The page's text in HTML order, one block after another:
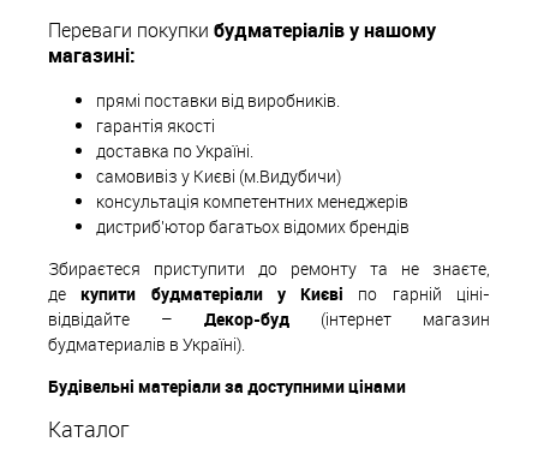
Переваги покупки будматеріалів у нашому
магазині:
прямі поставки від виробників.
гарантія якості
доставка по Україні.
самовивіз у Києві (м.Видубичи)
консультація компетентних менеджерів
дистриб'ютор багатьох відомих брендів
Збираєтеся приступити до ремонту та не знаєте,
де
купити будматеріали у Києві по гарній ціні-
відвідайте – Декор-буд (інтернет магазин
будматериалів в Україні).
Будівельні матеріали за доступними цінами
Каталог